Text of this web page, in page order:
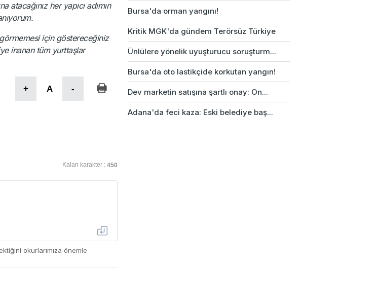
her yapıcı adımın
için göstereceğiniz
inanan tüm yurttaşlar
+ A -
Kalan karakter : 450
okurlarımıza önemle
Bursa'da orman yangını!
Kritik MGK'da gündem Terörsüz Türkiye
Ünlülere yönelik uyuşturucu soruşturm...
Bursa'da oto lastikçide korkutan yangın!
Dev marketin satışına şartlı onay: On...
Adana'da feci kaza: Eski belediye baş...